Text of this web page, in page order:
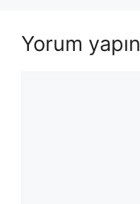
Yorum yapın